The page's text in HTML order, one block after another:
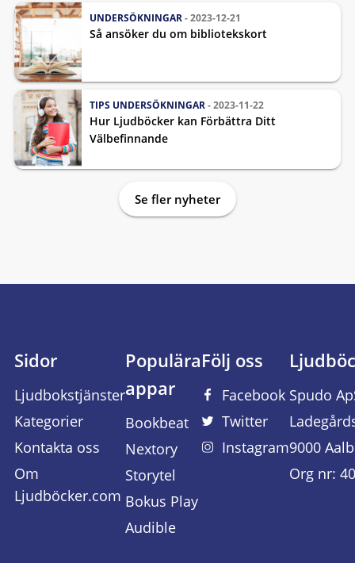
UNDERSÖKNINGAR- 2023-12-21
Så ansöker du om bibliotekskort
TIPS UNDERSÖKNINGAR- 2023-11-22
Hur Ljudböcker kan Förbättra Ditt
Välbefinnande
Se fler nyheter
Sidor
Ljudbokstjänster
Kategorier
Kontakta oss
Om
Ljudböcker.com
Populära
appar
Bookbeat
Nextory
Storytel
Bokus Play
Audible
Följ oss
Facebook
Twitter
Instagram
Spudo
9000
Org nr: